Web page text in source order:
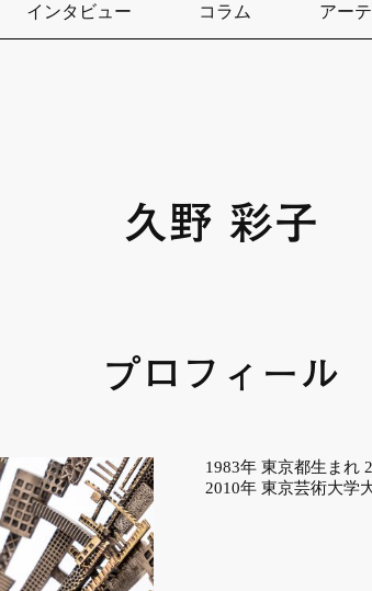
インタビュー コラム アー
久野 彩子
プロフィール
1983年 東京都生まれ
2010年 東京芸術大学